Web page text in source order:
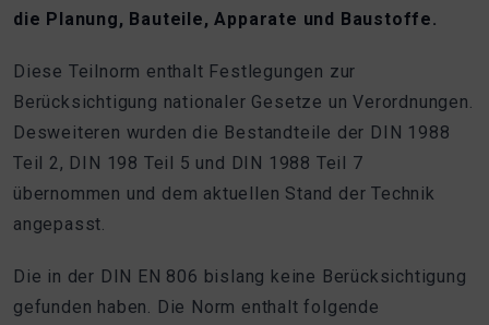
die Planung, Bauteile, Apparate und Baustoffe.
Diese Teilnorm enthalt Festlegungen zur
Berücksichtigung nationaler Gesetze un Verordnungen.
Desweiteren wurden die Bestandteile der DIN 1988
Teil 2, DIN 198 Teil 5 und DIN 1988 Teil 7
übernommen und dem aktuellen Stand der Technik
angepasst.
Die in der DIN EN 806 bislang keine Berücksichtigung
gefunden haben. Die Norm enthalt folgende